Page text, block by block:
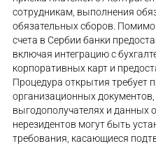
сотрудникам, выполнения
обязательных сборов.
счета в Сербии банки
включая интеграцию с
корпоративных карт и
Процедура открытия требует
организационных
выгодополучателях и данных
нерезидентов могут быть
требования, касающиеся